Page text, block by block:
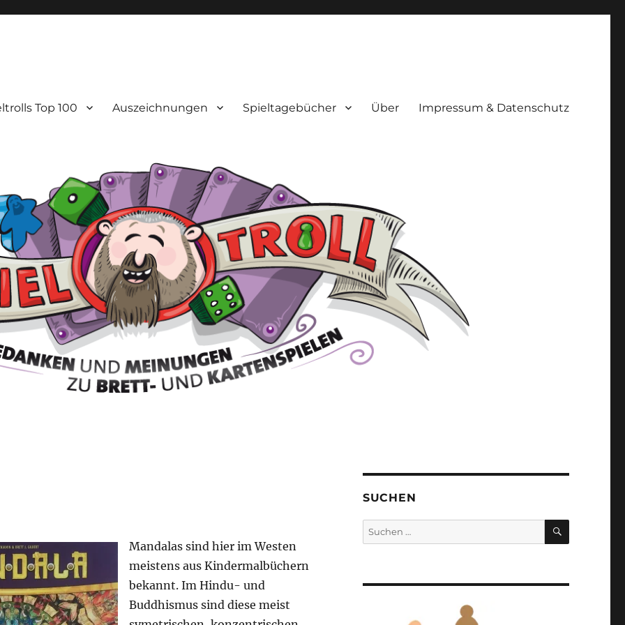
Top 100 Auszeichnungen Spieltagebücher Über Impressum & Datenschutz
Mandalas sind hier im Westen
meistens aus Kindermalbüchern
bekannt. Im Hindu- und
Buddhismus sind diese meist
SUCHEN
Suchen
nach:
SUCHEN